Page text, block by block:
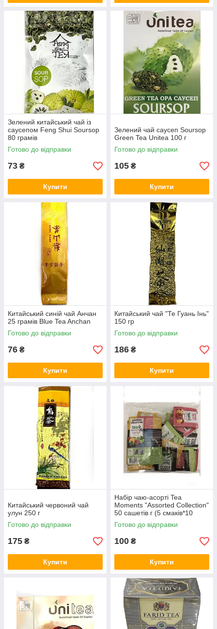
Зелений китайський чай із
саусепом Feng Shui Soursop
80 грамів
Готово до відправки
73 ₴
Купити
Зелений чай саусеп Soursop
Green Tea Unitea 100 г
Готово до відправки
105 ₴
Купити
Китайський синій чай Анчан
25 грамів Blue Tea Anchan
Готово до відправки
76 ₴
Купити
Китайський чай "Те Гуань Інь"
150 гр
Готово до відправки
186 ₴
Купити
Китайський червоний чай
улун 250 г
Готово до відправки
175 ₴
Купити
Набір чаю-асорті Tea
Moments "Assorted Collection"
50 сашетів г (5 смаків*10
саш), 84 г
Готово до відправки
100 ₴
Купити